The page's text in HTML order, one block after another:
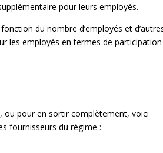
pour leurs employés.
du nombre d’employés et
les employés en termes de participation
ou pour en sortir complètement, voici
fournisseurs du régime :